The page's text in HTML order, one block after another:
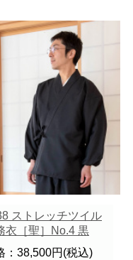
ストレッチツイル
衣［聖］No.4 黒
：38,500円(税込)